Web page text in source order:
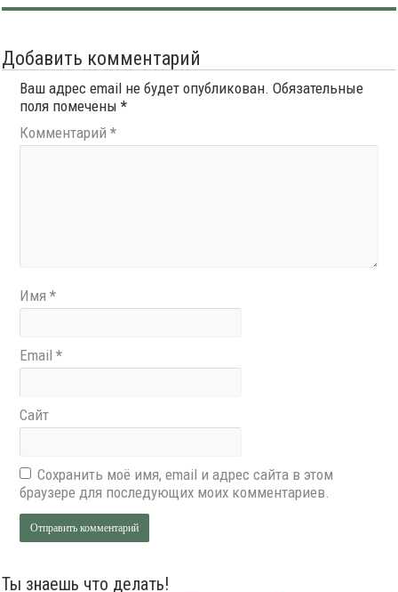
Добавить комментарий
Ваш адрес email не будет опубликован. Обязательные
поля помечены*
Комментарий*
Имя*
Email*
Сайт
Сохранить моё имя, email и адрес сайта в этом
браузере для последующих моих комментариев.
Ты знаешь что делать!